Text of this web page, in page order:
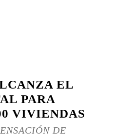
EL
PARA
VIVIENDAS
DE